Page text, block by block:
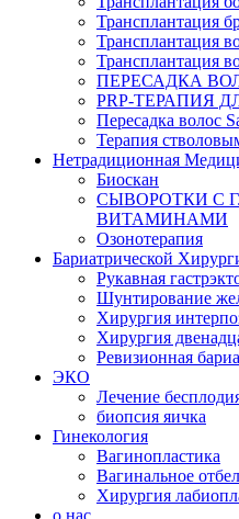
Трансплантация
Трансплантация
Трансплантация
ПЕРЕСАДКА
PRP-ТЕРАПИЯ
Пересадка волос
Терапия
Нетрадиционная
Биоскан
СЫВОРОТКИ С
ВИТАМИНАМИ
Озонотерапия
Бариатрической
Рукавная
Шунтирование
Хирургия
Хирургия
Ревизионная
ЭКО
Лечение
биопсия яичка
Гинекология
Вагинопластика
Вагинальное
Хирургия